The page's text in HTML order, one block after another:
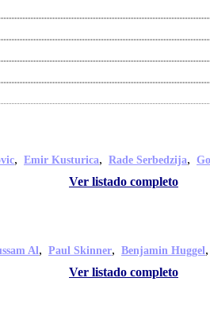
, Emir Kusturica, Rade Serbedzija,
Ver listado completo
Al, Paul Skinner, Benjamin Huggel,
Ver listado completo